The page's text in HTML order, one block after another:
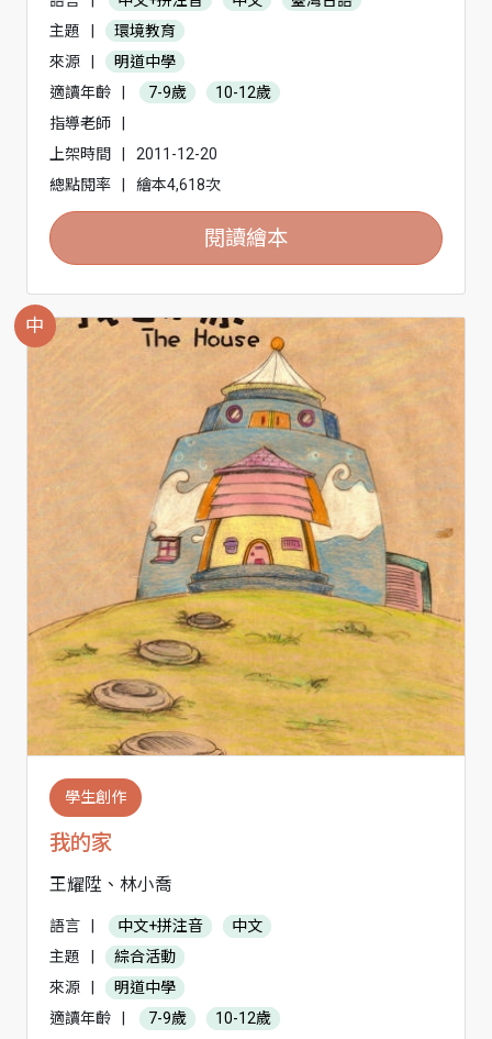
主題
環境教育
來源
明道中學
適讀年齡
7-9歲
10-12歲
指導老師
上架時間
2011-12-20
總點閱率
繪本4,618次
閱讀繪本
中
學生創作
我的家
王耀陞、林小喬
語言 中文+拼注音
中文
主題
綜合活動
來源
明道中學
適讀年齡
7-9歲
10-12歲